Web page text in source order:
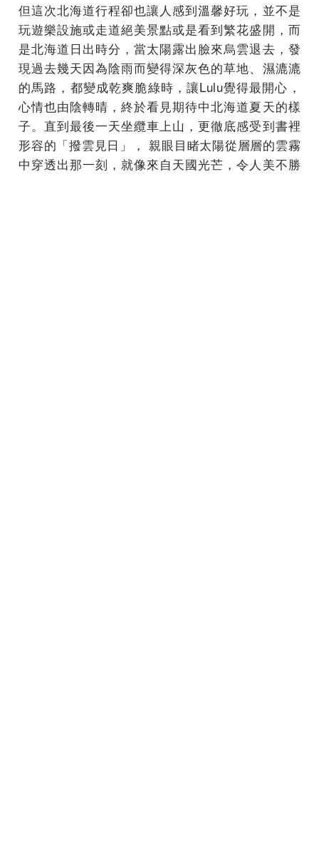
但這次北海道行程卻也讓人感到溫馨好玩，並不是
玩遊樂設施或走道絕美景點或是看到繁花盛開，而
是北海道日出時分，當太陽露出臉來烏雲退去，發
現過去幾天因為陰雨而變得深灰色的草地、濕漉漉
的馬路，都變成乾爽脆綠時，讓Lulu覺得最開心，
心情也由陰轉晴，終於看見期待中北海道夏天的樣
子。直到最後一天坐纜車上山，更徹底感受到書裡
形容的「撥雲見日」， 親眼目睹太陽從層層的雲霧
中穿透出那一刻，就像來自天國光芒，令人美不勝